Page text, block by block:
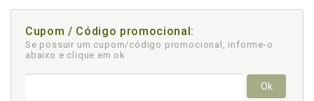
Cupom / Código promocional:
Se possuir um cupom/código promocional, informe-o
abaixo e clique em ok
Ok